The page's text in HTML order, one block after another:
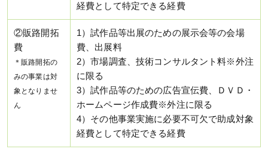
経費として特定できる経費
②販路開拓
費
＊販路開拓の
みの事業は対
象となりませ
ん
1）試作品等出展のための展示会等の会場
費、出展料
2）市場調査、技術コンサルタント料※外注
に限る
3）試作品等のための広告宣伝費、ＤＶＤ・
ホームページ作成費※外注に限る
4）その他事業実施に必要不可欠で助成対象
経費として特定できる経費